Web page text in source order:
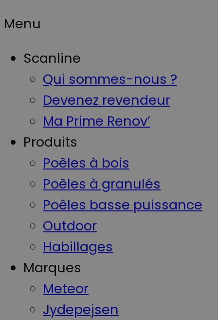
Menu
Scanline
Qui sommes-nous ?
Devenez revendeur
Ma Prime Renov’
Produits
Poêles à bois
Poêles à granulés
Poêles basse puissance
Outdoor
Habillages
Marques
Meteor
Jydepejsen